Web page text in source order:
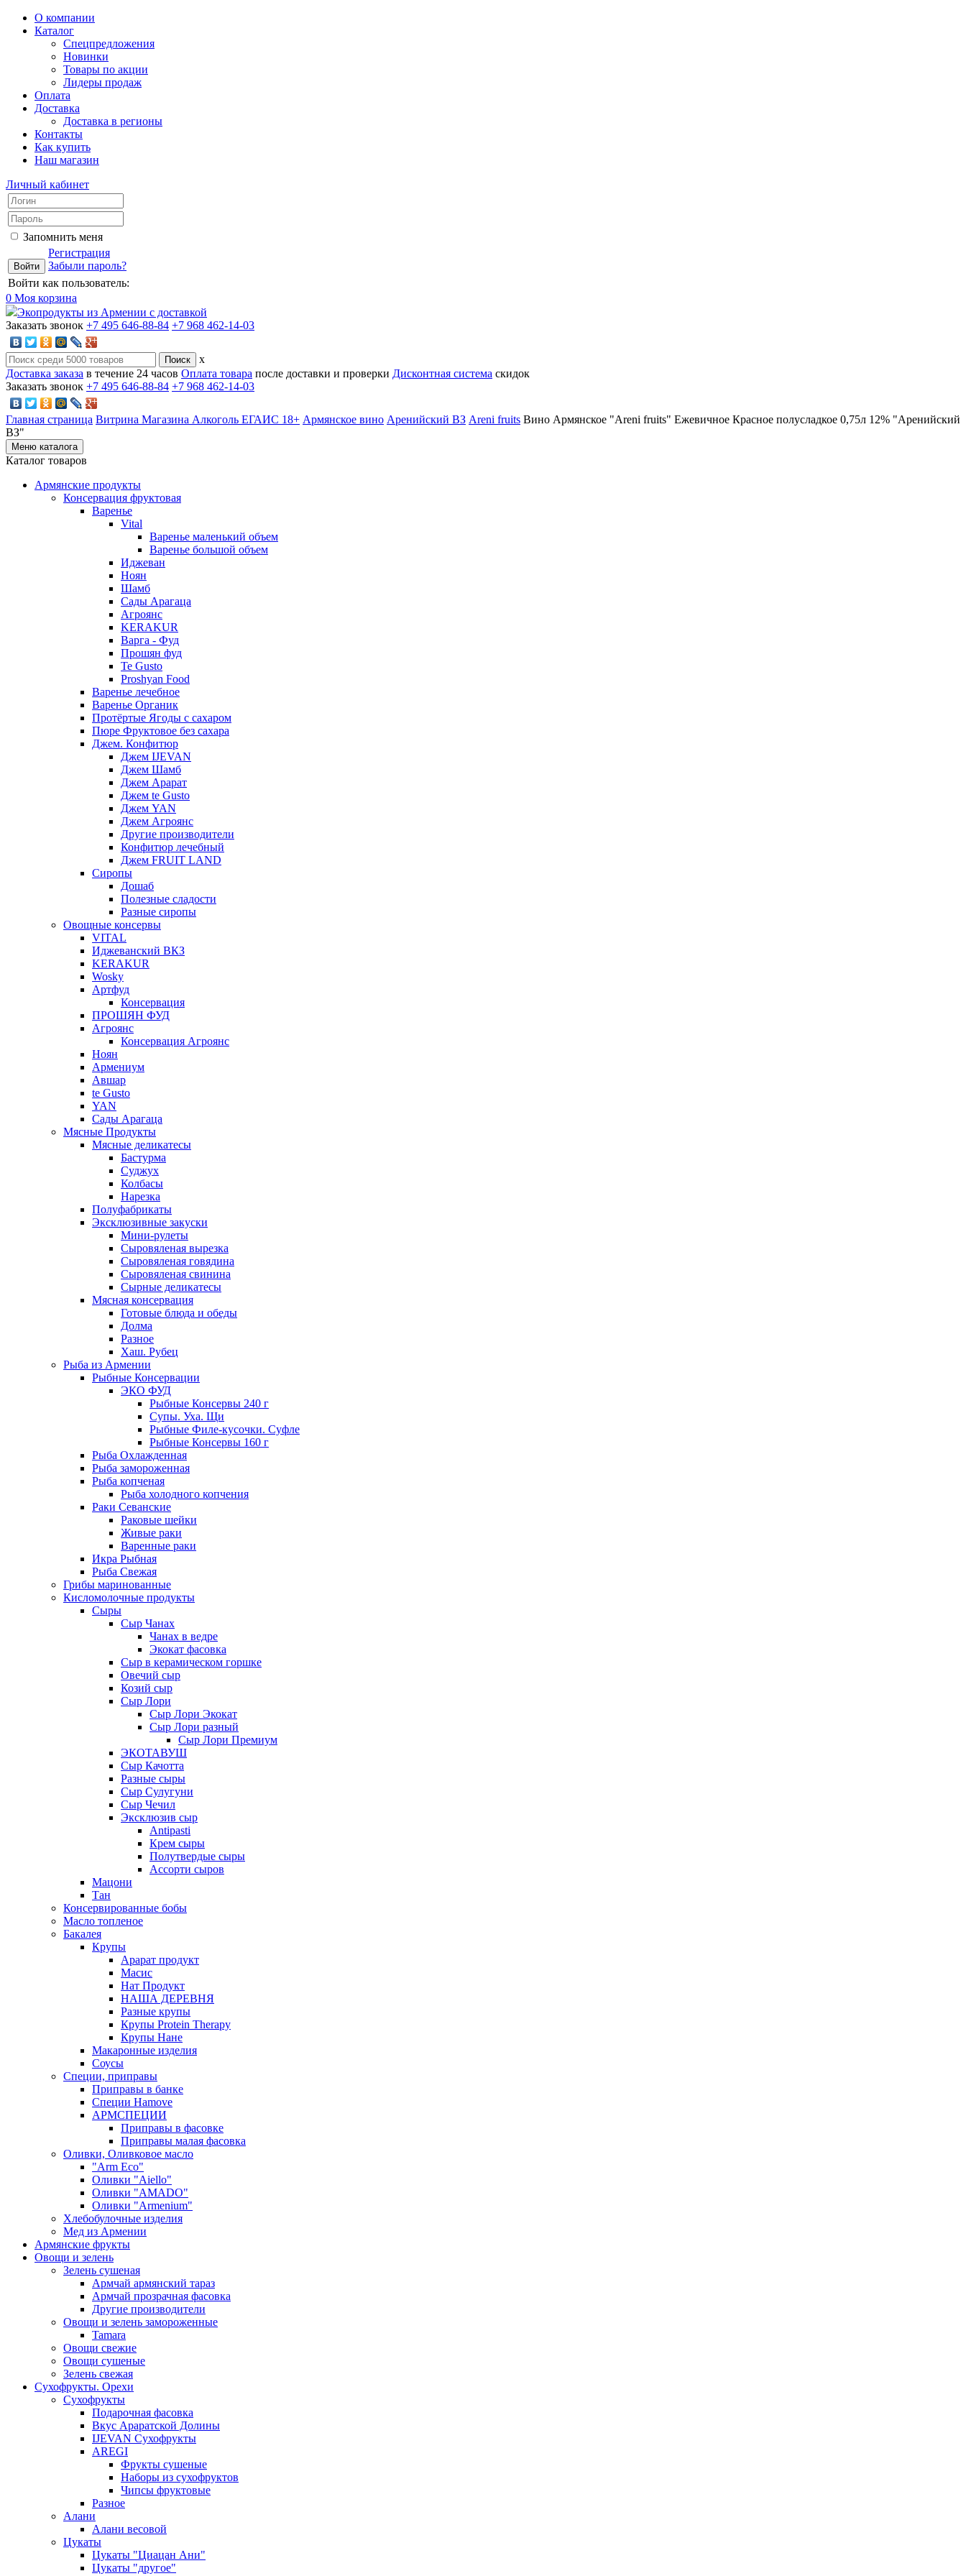
О компании
Каталог
Спецпредложения
Новинки
Товары по акции
Лидеры продаж
Оплата
Доставка
Доставка в регионы
Контакты
Как купить
Наш магазин
Личный кабинет
Запомнить меня
Регистрация
Забыли пароль?
Войти как пользователь:
0 Моя корзина
Экопродукты из Армении с доставкой
Заказать звонок +7 495 646-88-84 +7 968 462-14-03
x
Доставка заказа в течение 24 часов Оплата товара после доставки и проверки Дисконтная система скидок
Заказать звонок +7 495 646-88-84 +7 968 462-14-03
Главная страница Витрина Магазина Алкоголь ЕГАИС 18+ Армянское вино Аренийский ВЗ Areni fruits Вино Армянское "Areni fruits" Ежевичное Красное полусладкое 0,75л 12% "Аренийский
ВЗ"
Меню каталога
Каталог товаров
Армянские продукты
Консервация фруктовая
Варенье
Vital
Варенье маленький объем
Варенье большой объем
Иджеван
Ноян
Шамб
Сады Арагаца
Агроянс
KERAKUR
Варга - Фуд
Прошян фуд
Te Gusto
Proshyan Food
Варенье лечебное
Варенье Органик
Протёртые Ягоды с сахаром
Пюре Фруктовое без сахара
Джем. Конфитюр
Джем IJEVAN
Джем Шамб
Джем Арарат
Джем te Gusto
Джем YAN
Джем Агроянс
Другие производители
Конфитюр лечебный
Джем FRUIT LAND
Сиропы
Дошаб
Полезные сладости
Разные сиропы
Овощные консервы
VITAL
Иджеванский ВКЗ
KERAKUR
Wosky
Артфуд
Консервация
ПРОШЯН ФУД
Агроянс
Консервация Агроянс
Ноян
Армениум
Авшар
te Gusto
YAN
Сады Арагаца
Мясные Продукты
Мясные деликатесы
Бастурма
Суджух
Колбасы
Нарезка
Полуфабрикаты
Эксклюзивные закуски
Мини-рулеты
Сыровяленая вырезка
Сыровяленая говядина
Сыровяленая свинина
Сырные деликатесы
Мясная консервация
Готовые блюда и обеды
Долма
Разное
Хаш. Рубец
Рыба из Армении
Рыбные Консервации
ЭКО ФУД
Рыбные Консервы 240 г
Супы. Уха. Щи
Рыбные Филе-кусочки. Суфле
Рыбные Консервы 160 г
Рыба Охлажденная
Рыба замороженная
Рыба копченая
Рыба холодного копчения
Раки Севанские
Раковые шейки
Живые раки
Варенные раки
Икра Рыбная
Рыба Свежая
Грибы маринованные
Кисломолочные продукты
Сыры
Сыр Чанах
Чанах в ведре
Экокат фасовка
Сыр в керамическом горшке
Овечий сыр
Козий сыр
Сыр Лори
Сыр Лори Экокат
Сыр Лори разный
Сыр Лори Премиум
ЭКОТАВУШ
Сыр Качотта
Разные сыры
Сыр Сулугуни
Сыр Чечил
Эксклюзив сыр
Antipasti
Крем сыры
Полутвердые сыры
Ассорти сыров
Мацони
Тан
Консервированные бобы
Масло топленое
Бакалея
Крупы
Арарат продукт
Масис
Нат Продукт
НАША ДЕРЕВНЯ
Разные крупы
Крупы Protein Therapy
Крупы Нане
Макаронные изделия
Соусы
Специи, приправы
Приправы в банке
Специи Hamove
АРМСПЕЦИИ
Приправы в фасовке
Приправы малая фасовка
Оливки, Оливковое масло
"Arm Eco"
Оливки "Aiello"
Оливки "AMADO"
Оливки "Armenium"
Хлебобулочные изделия
Мед из Армении
Армянские фрукты
Овощи и зелень
Зелень сушеная
Армчай армянский тараз
Армчай прозрачная фасовка
Другие производители
Овощи и зелень замороженные
Tamara
Овощи свежие
Овощи сушеные
Зелень свежая
Сухофрукты. Орехи
Сухофрукты
Подарочная фасовка
Вкус Араратской Долины
IJEVAN Сухофрукты
AREGI
Фрукты сушеные
Наборы из сухофруктов
Чипсы фруктовые
Разное
Алани
Алани весовой
Цукаты
Цукаты "Циацан Ани"
Цукаты "другое"